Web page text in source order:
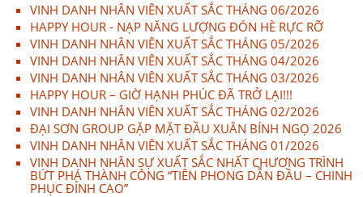
VINH DANH NHÂN VIÊN XUẤT SẮC THÁNG 06/2026
HAPPY HOUR - NẠP NĂNG LƯỢNG ĐÓN HÈ RỰC RỠ
VINH DANH NHÂN VIÊN XUẤT SẮC THÁNG 05/2026
VINH DANH NHÂN VIÊN XUẤT SẮC THÁNG 04/2026
VINH DANH NHÂN VIÊN XUẤT SẮC THÁNG 03/2026
HAPPY HOUR – GIỜ HẠNH PHÚC ĐÃ TRỞ LẠI!!!
VINH DANH NHÂN VIÊN XUẤT SẮC THÁNG 02/2026
ĐẠI SƠN GROUP GẶP MẶT ĐẦU XUÂN BÍNH NGỌ 2026
VINH DANH NHÂN VIÊN XUẤT SẮC THÁNG 01/2026
VINH DANH NHÂN SỰ XUẤT SẮC NHẤT CHƯƠNG TRÌNH
BỨT PHÁ THÀNH CÔNG “TIÊN PHONG DẪN ĐẦU – CHINH
PHỤC ĐỈNH CAO”